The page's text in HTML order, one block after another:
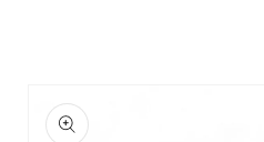
direct naar